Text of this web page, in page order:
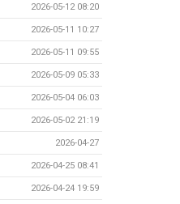
2026-05-12 08:20
2026-05-11 10:27
2026-05-11 09:55
2026-05-09 05:33
2026-05-04 06:03
2026-05-02 21:19
2026-04-27
2026-04-25 08:41
2026-04-24 19:59